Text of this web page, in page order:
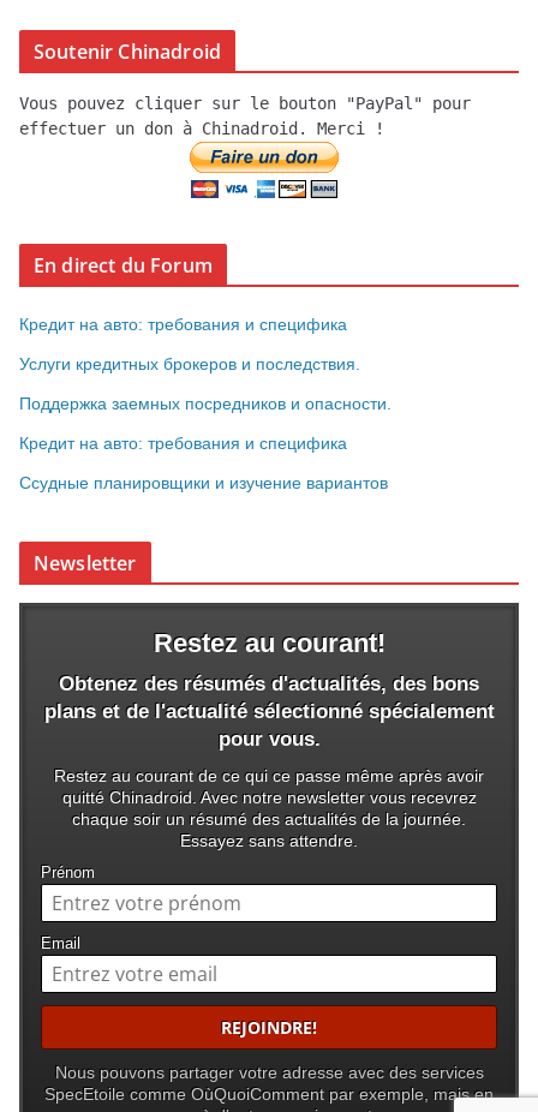
Soutenir Chinadroid
Vous pouvez cliquer sur le bouton "PayPal" pour
effectuer un don à Chinadroid. Merci !
En direct du Forum
Кредит на авто: требования и специфика
Услуги кредитных брокеров и последствия.
Поддержка заемных посредников и опасности.
Кредит на авто: требования и специфика
Ссудные планировщики и изучение вариантов
Newsletter
Restez au courant!
Obtenez des résumés d'actualités, des bons
plans et de l'actualité sélectionné spécialement
pour vous.
Restez au courant de ce qui ce passe même après avoir
quitté Chinadroid. Avec notre newsletter vous recevrez
chaque soir un résumé des actualités de la journée.
Essayez sans attendre.
Prénom
Email
Nous pouvons partager votre adresse avec des services
SpecEtoile comme OùQuoiComment par exemple, mais en